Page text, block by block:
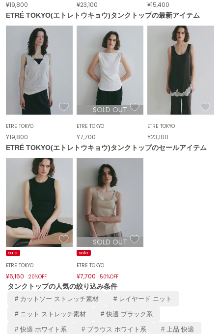
gelato pique
ジェラート ピケ
GELATO PIQUE CAT&DOG
ジェラート ピケ キャットアンドドッグ
gelato pique Sleep
ジェラート ピケ スリープ
GRAMICCI
グラミチ
Henon.
へノン
HUNTER
ハンター
HOKA ONEONE
ホカ オネオネ
KEEN
キーン
LAATO
ラート
¥19,800 ¥23,100 ¥15,400
ETRÉ TOKYO(エトレトウキョウ)タンクトップの最新アイテム
ETRÉ TOKYO
¥19,800
SOLD OUT
ETRÉ TOKYO
¥7,700
ETRÉ TOKYO
¥23,100
ETRÉ TOKYO(エトレトウキョウ)タンクトップのセールアイテム
sale
ETRÉ TOKYO
¥6,160 20%OFF
SOLD OUT
sale
ETRÉ TOKYO
¥7,700 50%OFF
タンクトップの人気の絞り込み条件
# カットソー ストレッチ素材 # レイヤード ニット
# ニット ストレッチ素材 # 快適 ブラック系
# 快適 ホワイト系 # ブラウス ホワイト系 # 上品 快適